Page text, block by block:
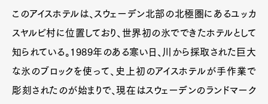
このアイスホテルは、スウェーデン北部の北極圏にあるユッカ
スヤルビ村に位置しており、世界初の氷でできたホテルとして
知られている。1989年のある寒い日、川から採取された巨大
な氷のブロックを使って、史上初のアイスホテルが手作業で
彫刻されたのが始まりで、現在はスウェーデンのランドマーク